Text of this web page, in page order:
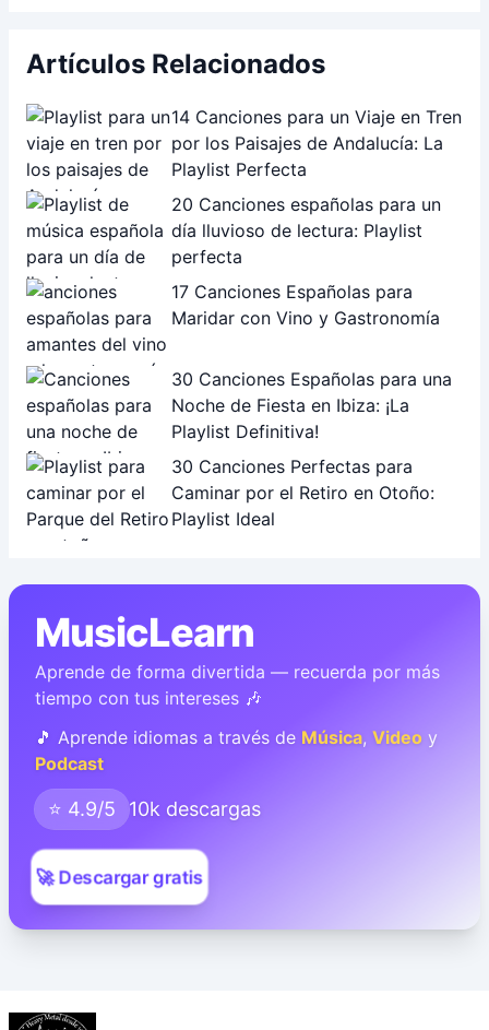
Artículos Relacionados
14 Canciones para un Viaje en Tren
por los Paisajes de Andalucía: La
Playlist Perfecta
20 Canciones españolas para un
día lluvioso de lectura: Playlist
perfecta
17 Canciones Españolas para
Maridar con Vino y Gastronomía
30 Canciones Españolas para una
Noche de Fiesta en Ibiza: ¡La
Playlist Definitiva!
30 Canciones Perfectas para
Caminar por el Retiro en Otoño:
Playlist Ideal
MusicLearn
Aprende de forma divertida — recuerda por más
tiempo con tus intereses 🎶
🎵 Aprende idiomas a través de Música, Video y
Podcast
⭐ 4.9/5 10k descargas
🚀 Descargar gratis